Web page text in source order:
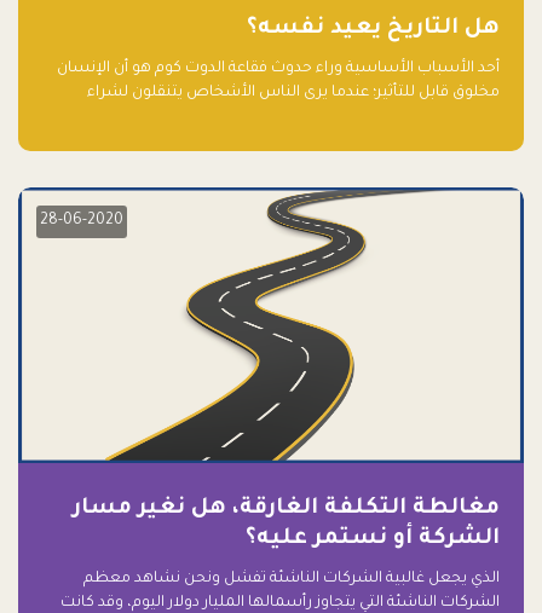
هل التاريخ يعيد نفسه؟
أحد الأسباب الأساسية وراء حدوث فقاعة الدوت كوم هو أن الإنسان
مخلوق قابل للتأثير؛ عندما يرى الناس الأشخاص يتنقلون لشراء
28-06-2020
مغالطة التكلفة الغارقة، هل نغير مسار
الشركة أو نستمر عليه؟
الذي يجعل غالبية الشركات الناشئة تفشل ونحن نشاهد معظم
الشركات الناشئة التي يتجاوز رأسمالها المليار دولار اليوم، وقد كانت